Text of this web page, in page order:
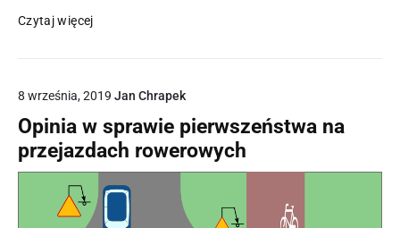
Czytaj więcejKoniec
rowerowej
Jeziora
Goczałkowickiego
8 września, 2019 Jan Chrapek
Opinia w sprawie pierwszeństwa na
przejazdach rowerowych